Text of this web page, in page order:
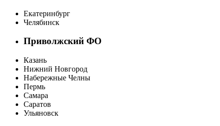
Екатеринбург
Челябинск
Приволжский ФО
Казань
Нижний Новгород
Набережные Челны
Пермь
Самара
Саратов
Ульяновск